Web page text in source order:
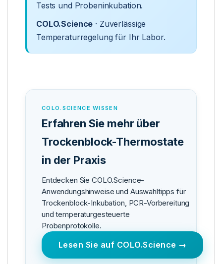
Tests und Probeninkubation.
COLO.Science · Zuverlässige
Temperaturregelung für Ihr Labor.
COLO.SCIENCE WISSEN
Erfahren Sie mehr über
Trockenblock-Thermostate
in der Praxis
Entdecken Sie COLO.Science-
Anwendungshinweise und Auswahltipps für
Trockenblock-Inkubation, PCR-Vorbereitung
und temperaturgesteuerte
Probenprotokolle.
Lesen Sie auf COLO.Science →